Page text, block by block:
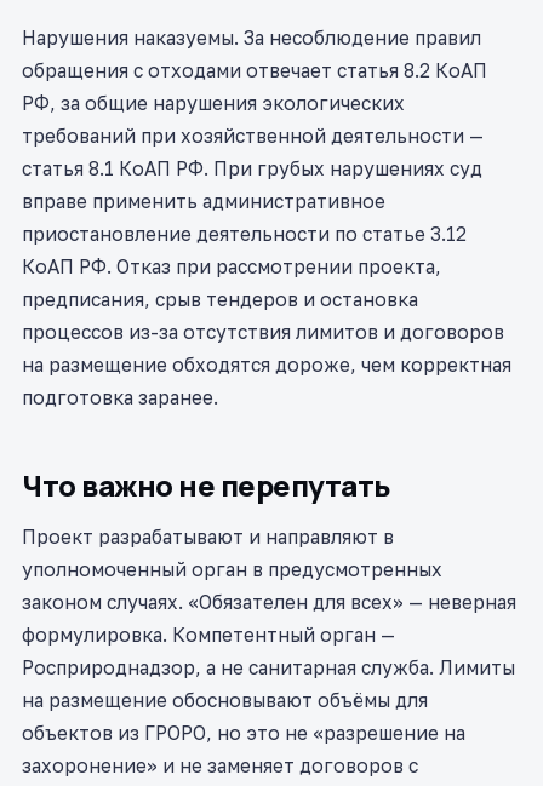
Нарушения наказуемы. За несоблюдение правил
обращения с отходами отвечает статья 8.2 КоАП
РФ, за общие нарушения экологических
требований при хозяйственной деятельности —
статья 8.1 КоАП РФ. При грубых нарушениях суд
вправе применить административное
приостановление деятельности по статье 3.12
КоАП РФ. Отказ при рассмотрении проекта,
предписания, срыв тендеров и остановка
процессов из-за отсутствия лимитов и договоров
на размещение обходятся дороже, чем корректная
подготовка заранее.
Что важно не перепутать
Проект разрабатывают и направляют в
уполномоченный орган в предусмотренных
законом случаях. «Обязателен для всех» — неверная
формулировка. Компетентный орган —
Росприроднадзор, а не санитарная служба. Лимиты
на размещение обосновывают объёмы для
объектов из ГРОРО, но это не «разрешение на
захоронение» и не заменяет договоров с